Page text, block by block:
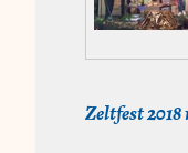
Zeltfest